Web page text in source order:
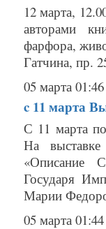
12 марта,
авторами
фарфора,
Гатчина, пр.
05 марта 01:46
c 11 марта
С 11 марта
На выставке
«Описание
Государя
Марии
05 марта 01:44